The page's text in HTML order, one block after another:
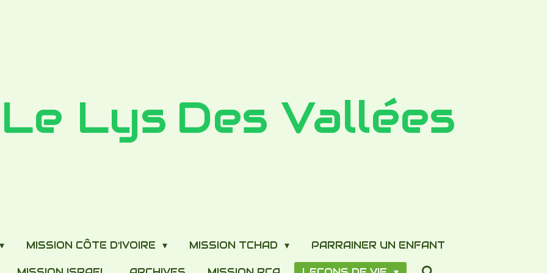
Le Lys Des Vallées
MISSION CÔTE D'IVOIRE MISSION TCHAD PARRAINER UN ENFANT